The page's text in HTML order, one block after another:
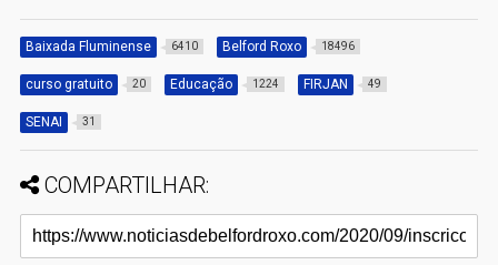
Baixada Fluminense 6410 Belford Roxo 18496
curso gratuito 20 Educação 1224 FIRJAN 49
SENAI 31
COMPARTILHAR: